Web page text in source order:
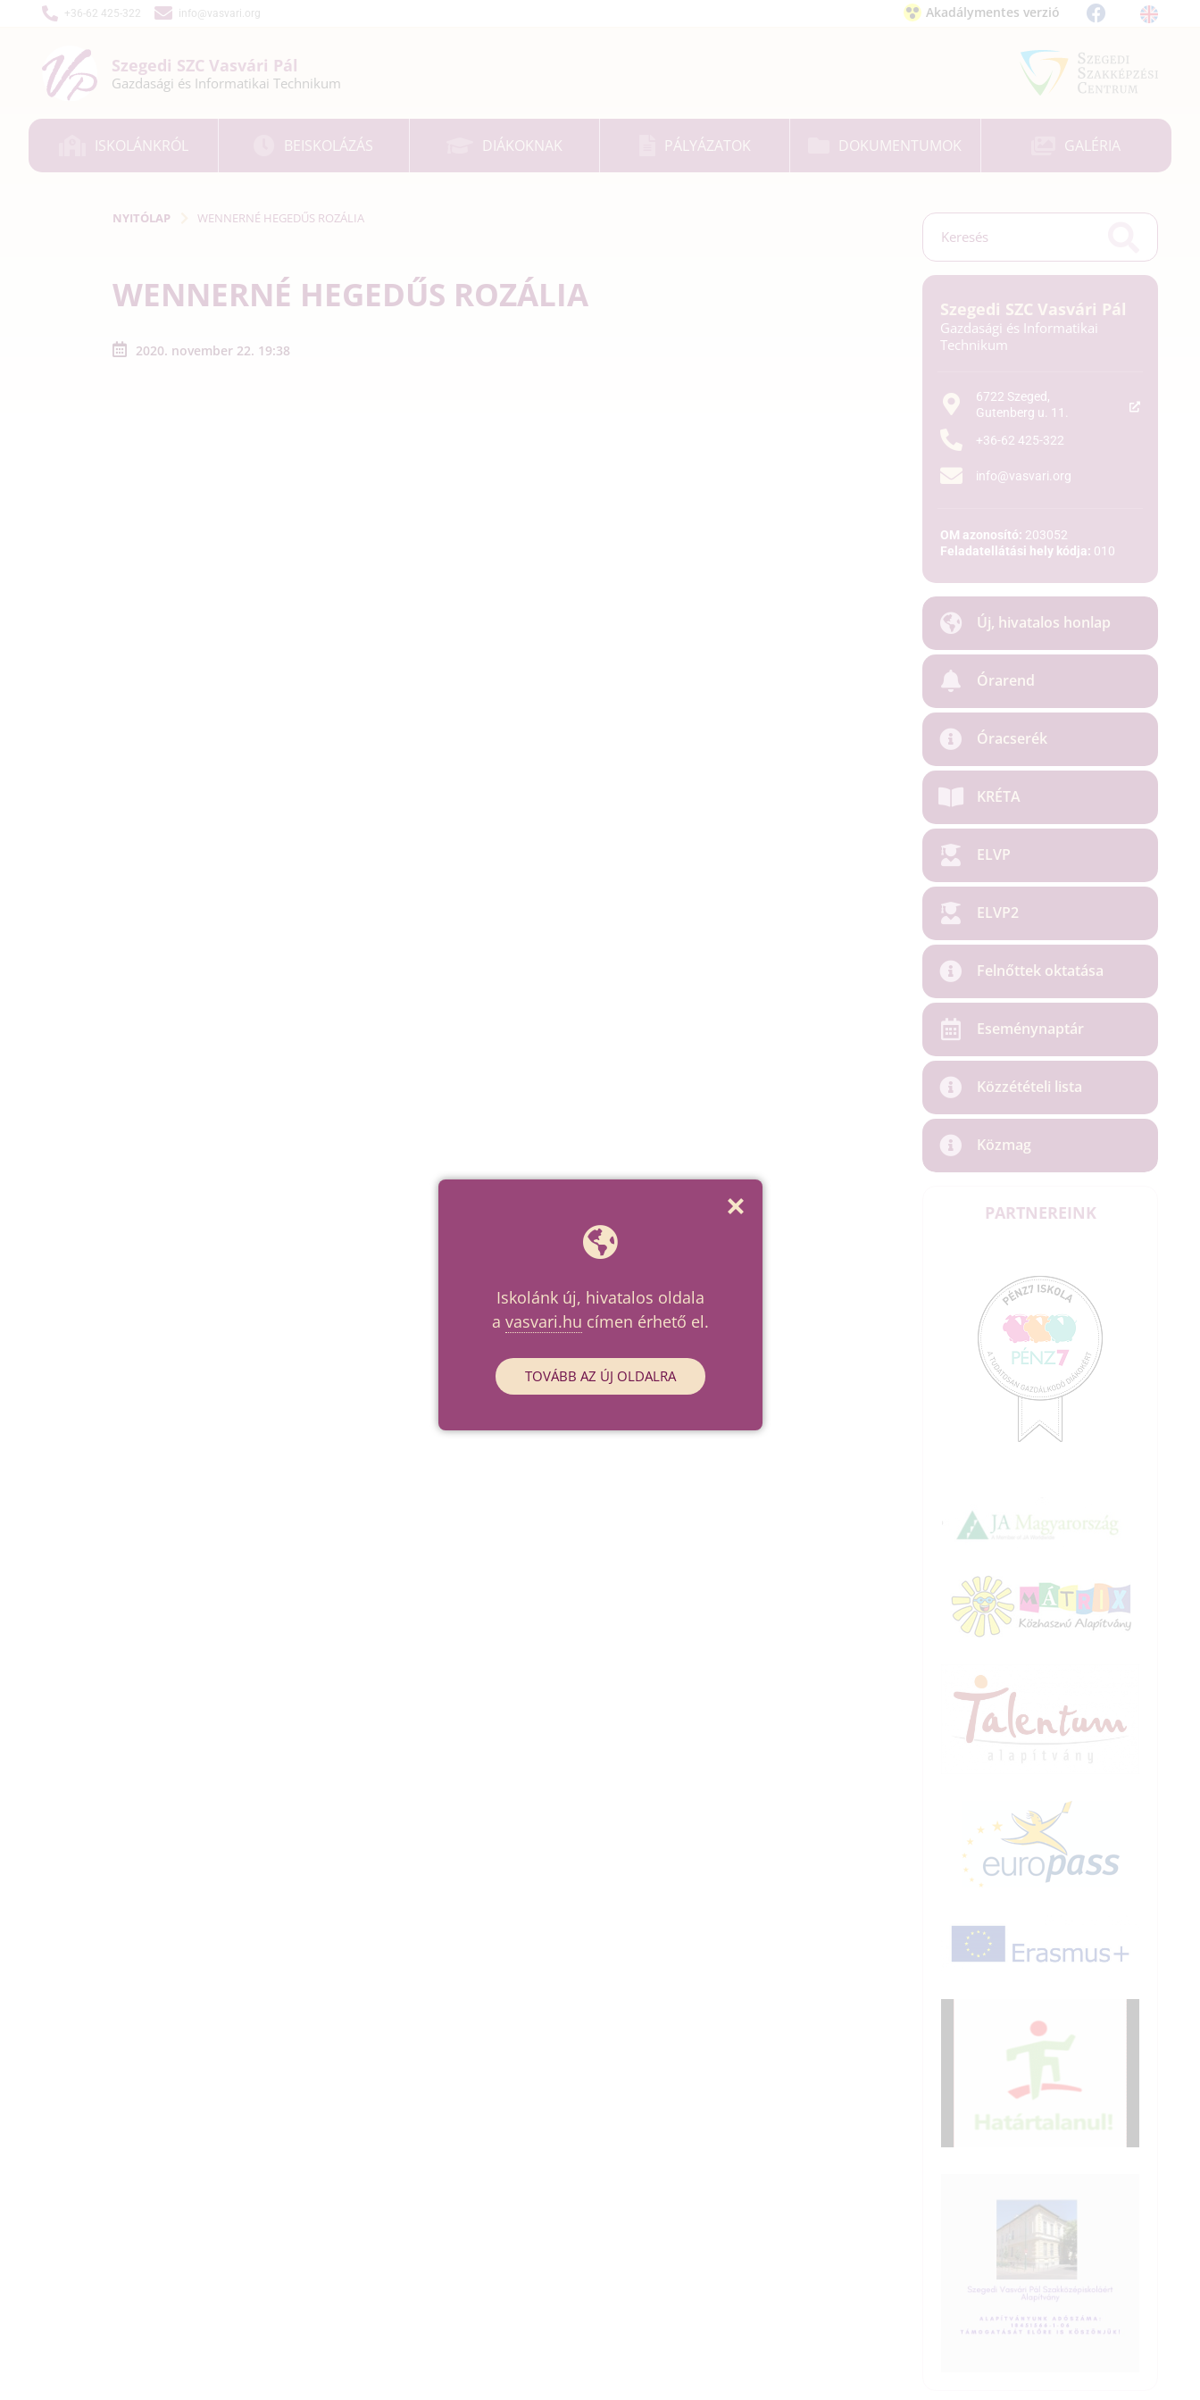
+36-62 425-322 info@vasvari.org Akadálymentes verzió
Szegedi SZC Vasvári Pál
Gazdasági és Informatikai Technikum
ISKOLÁNKRÓL BEISKOLÁZÁS DIÁKOKNAK PÁLYÁZATOK DOKUMENTUMOK GALÉRIA
NYITÓLAP WENNERNÉ HEGEDŰS ROZÁLIA
WENNERNÉ HEGEDŰS ROZÁLIA
2020. november 22. 19:38
Szegedi SZC Vasvári Pál
Gazdasági és Informatikai
Technikum
6722 Szeged,
Gutenberg u. 11.
+36-62 425-322
info@vasvari.org
OM azonosító: 203052
Feladatellátási hely kódja: 010
Új, hivatalos honlap
Órarend
Óracserék
KRÉTA
ELVP
ELVP2
Felnőttek oktatása
Eseménynaptár
Közzétételi lista
Közmag
PARTNEREINK
Iskolánk új, hivatalos oldala
a vasvari.hu címen érhető el.
TOVÁBB AZ ÚJ OLDALRA